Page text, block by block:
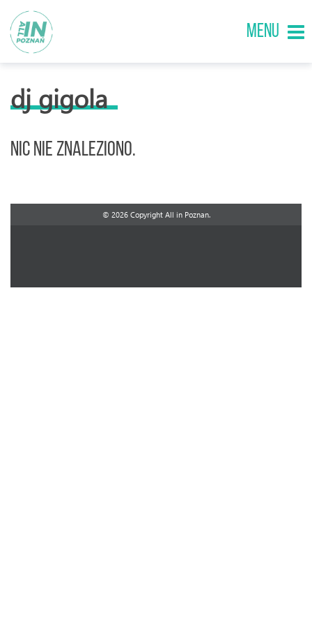
MENU
dj gigola
Nic nie znaleziono.
© 2026 Copyright All in Poznan.